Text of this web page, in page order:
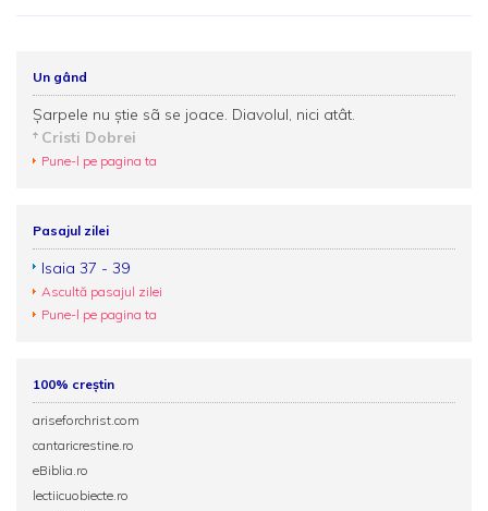
Un gând
Şarpele nu ştie sã se joace. Diavolul, nici atât.
Cristi Dobrei
Pune-l pe pagina ta
Pasajul zilei
Isaia 37 - 39
Ascultă pasajul zilei
Pune-l pe pagina ta
100% creștin
ariseforchrist.com
cantaricrestine.ro
eBiblia.ro
lectiicuobiecte.ro